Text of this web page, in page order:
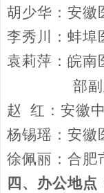
胡少华：安徽
李秀川：蚌埠
袁莉萍：皖南
部
赵
红：安徽
杨锡瑶：安徽
徐佩丽：合肥
四 、办公地点